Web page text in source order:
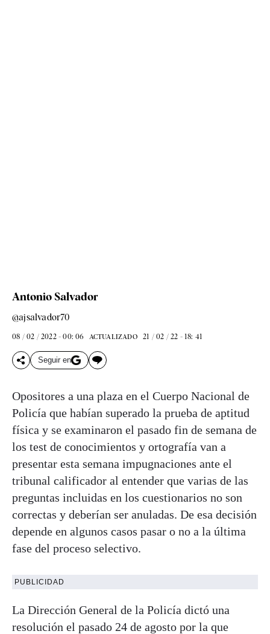
Antonio Salvador
@ajsalvador70
08 / 02 / 2022 - 00: 06 ACTUALIZADO 21 / 02 / 22 - 18: 41
Seguir en
Opositores a una plaza en el Cuerpo Nacional de
Policía que habían superado la prueba de aptitud
física y se examinaron el pasado fin de semana de
los test de conocimientos y ortografía van a
presentar esta semana impugnaciones ante el
tribunal calificador al entender que varias de las
preguntas incluidas en los cuestionarios no son
correctas y deberían ser anuladas. De esa decisión
depende en algunos casos pasar o no a la última
fase del proceso selectivo.
PUBLICIDAD
La Dirección General de la Policía dictó una
resolución el pasado 24 de agosto por la que